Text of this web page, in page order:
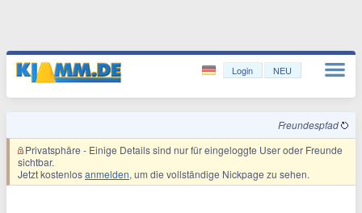
Login NEU
Freundespfad
Privatsphäre - Einige Details sind nur für eingeloggte User oder Freunde
sichtbar.
Jetzt kostenlosanmelden, um die vollständige Nickpage zu sehen.